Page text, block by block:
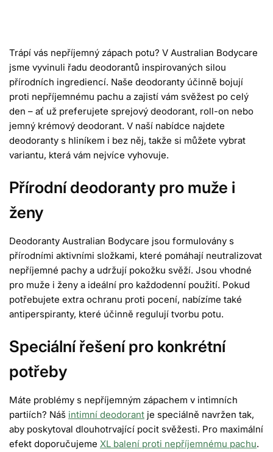
Trápí vás nepříjemný zápach potu? V Australian Bodycare
jsme vyvinuli řadu deodorantů inspirovaných silou
přírodních ingrediencí. Naše deodoranty účinně bojují
proti nepříjemnému pachu a zajistí vám svěžest po celý
den – ať už preferujete sprejový deodorant, roll-on nebo
jemný krémový deodorant. V naší nabídce najdete
deodoranty s hliníkem i bez něj, takže si můžete vybrat
variantu, která vám nejvíce vyhovuje.
Přírodní deodoranty pro muže i
ženy
Deodoranty Australian Bodycare jsou formulovány s
přírodními aktivními složkami, které pomáhají neutralizovat
nepříjemné pachy a udržují pokožku svěží. Jsou vhodné
pro muže i ženy a ideální pro každodenní použití. Pokud
potřebujete extra ochranu proti pocení, nabízíme také
antiperspiranty, které účinně regulují tvorbu potu.
Speciální řešení pro konkrétní
potřeby
Máte problémy s nepříjemným zápachem v intimních
partiích? Náš intimní deodorant je speciálně navržen tak,
aby poskytoval dlouhotrvající pocit svěžesti. Pro maximální
efekt doporučujeme XL balení proti nepříjemnému pachu.